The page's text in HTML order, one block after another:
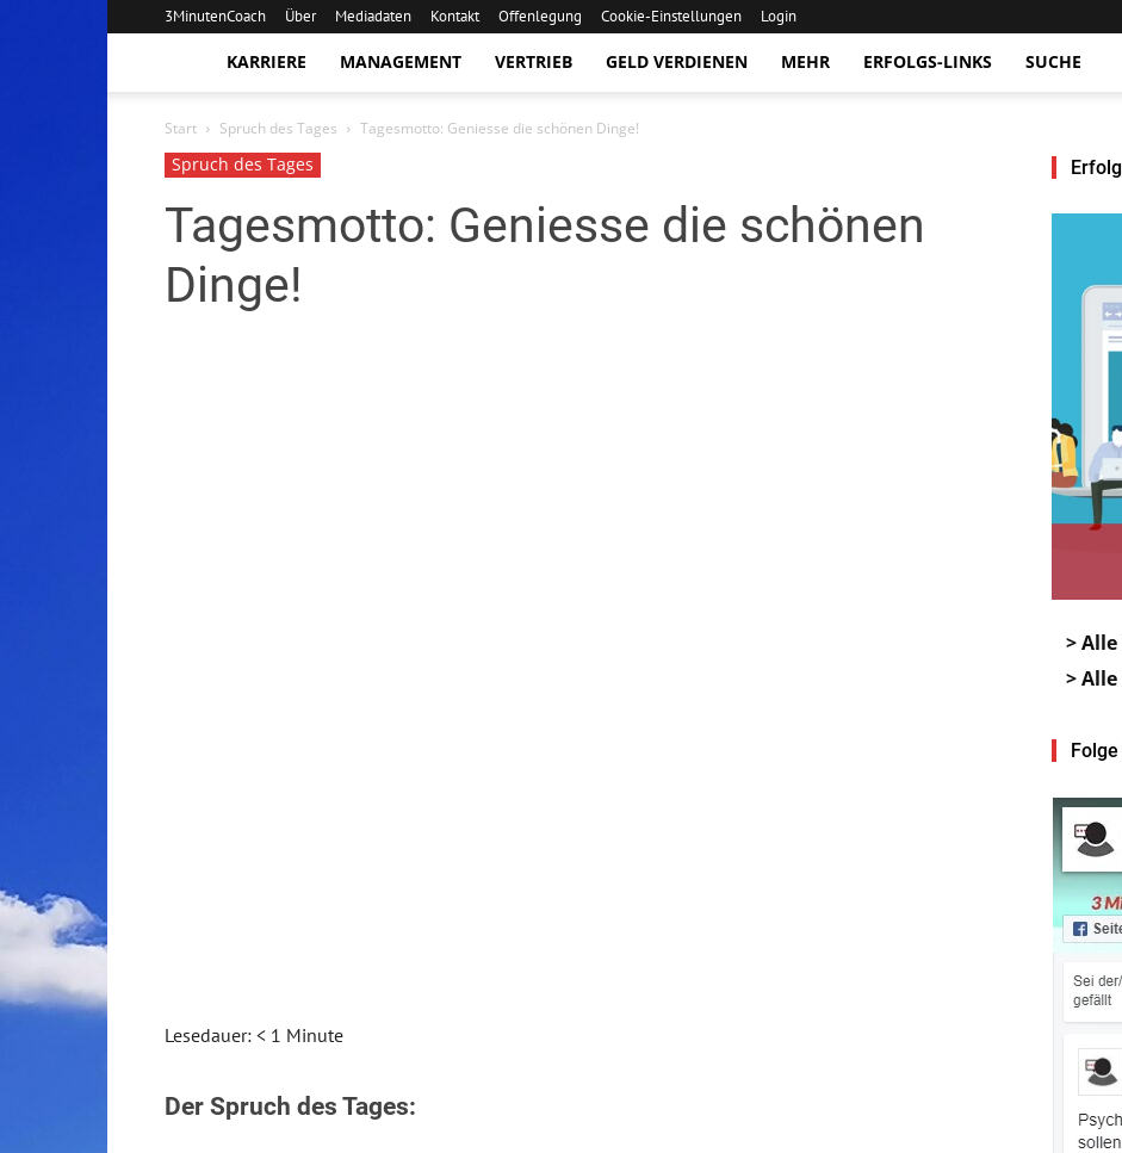
3MinutenCoach Über Mediadaten Kontakt Offenlegung Cookie-Einstellungen
Login
KARRIERE MANAGEMENT VERTRIEB GELD VERDIENEN MEHR ERFOLGS-LINKS SUCHE
Start Spruch des Tages Tagesmotto: Geniesse die schönen Dinge!
Spruch des Tages
Tagesmotto: Geniesse die schönen
Dinge!
Lesedauer: < 1 Minute
Der Spruch des Tages:
>
>